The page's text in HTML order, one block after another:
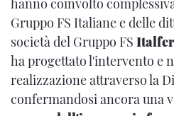
hanno coinvolto
Gruppo FS Italiane e delle
società del Gruppo FS
ha progettato l'intervento e
realizzazione attraverso la
confermandosi ancora una